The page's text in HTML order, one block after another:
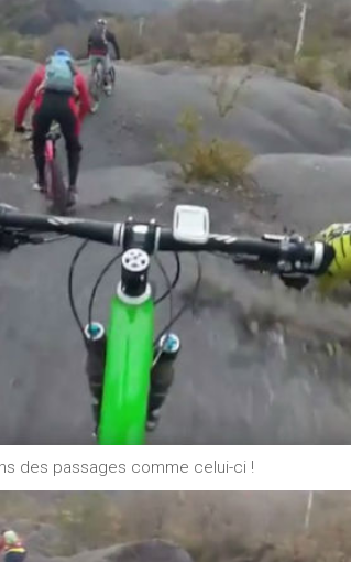
des passages comme celui-ci !